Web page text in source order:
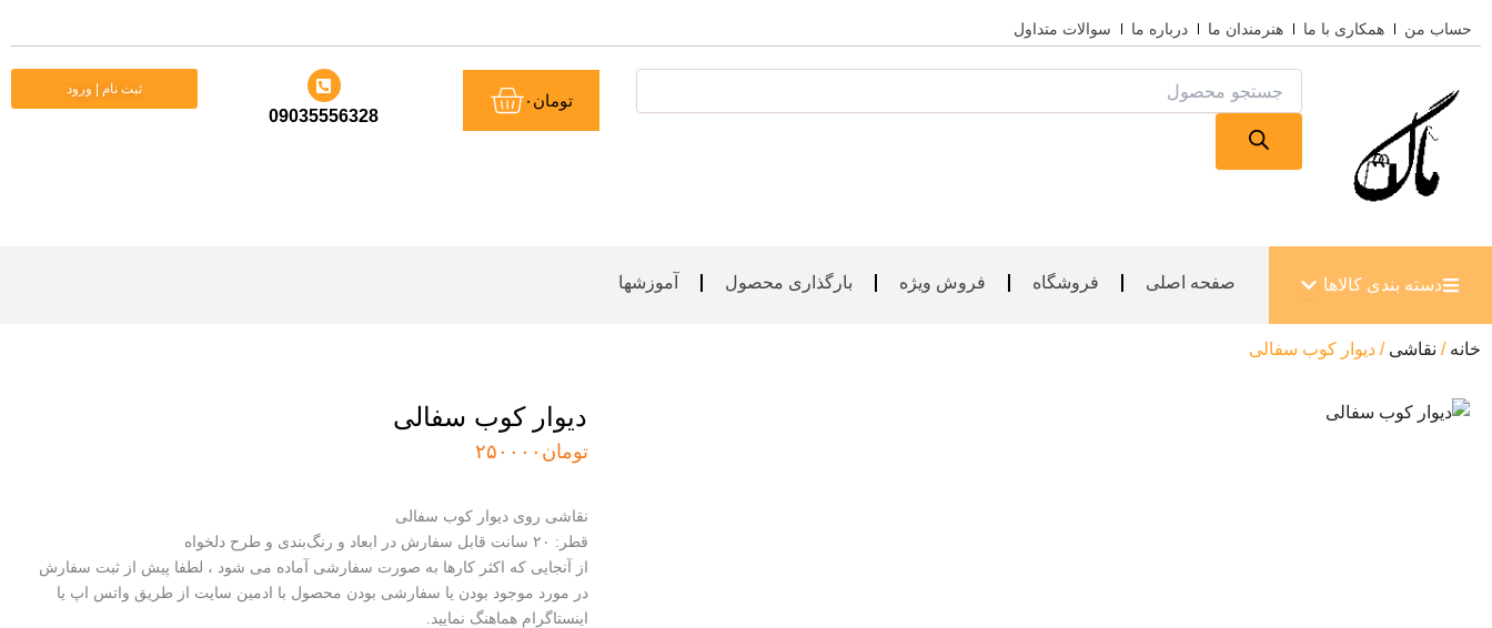
به
حساب من همکاری با ما هنرمندان ما درباره ما سوالات متداول
search
تومان ۰سبد
خرید
09035556328
ثبت نام | ورود
دسته بندی کالاها باز کردن دسته بندی کالاها
صفحه اصلی فروشگاه فروش ویژه بارگذاری محصول آموزشها
خانه / نقاشی / دیوار کوب سفالی
دیوار کوب سفالی
تومان ۲۵۰۰۰۰
نقاشی روی دیوار کوب سفالی
قطر: ۲۰ سانت قابل سفارش در ابعاد و رنگ‌بندی و طرح دلخواه
از آنجایی که اکثر کارها به صورت سفارشی آماده می شود ، لطفا پیش از ثبت سفارش
در مورد موجود بودن یا سفارشی بودن محصول با ادمین سایت از طریق واتس اپ یا
اینستاگرام هماهنگ نمایید.